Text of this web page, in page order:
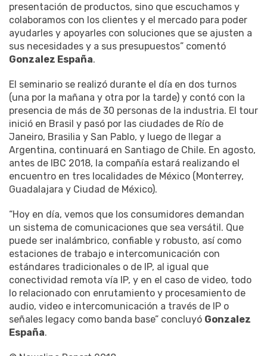
presentación de productos, sino que escuchamos y
colaboramos con los clientes y el mercado para poder
ayudarles y apoyarles con soluciones que se ajusten a
sus necesidades y a sus presupuestos” comentó
Gonzalez España.
El seminario se realizó durante el día en dos turnos
(una por la mañana y otra por la tarde) y contó con la
presencia de más de 30 personas de la industria. El tour
inició en Brasil y pasó por las ciudades de Río de
Janeiro, Brasilia y San Pablo, y luego de llegar a
Argentina, continuará en Santiago de Chile. En agosto,
antes de IBC 2018, la compañía estará realizando el
encuentro en tres localidades de México (Monterrey,
Guadalajara y Ciudad de México).
“Hoy en día, vemos que los consumidores demandan
un sistema de comunicaciones que sea versátil. Que
puede ser inalámbrico, confiable y robusto, así como
estaciones de trabajo e intercomunicación con
estándares tradicionales o de IP, al igual que
conectividad remota vía IP, y en el caso de video, todo
lo relacionado con enrutamiento y procesamiento de
audio, video e intercomunicación a través de IP o
señales legacy como banda base” concluyó Gonzalez
España.